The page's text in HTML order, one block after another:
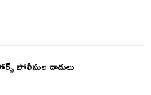
పోలీసుల దాడులు